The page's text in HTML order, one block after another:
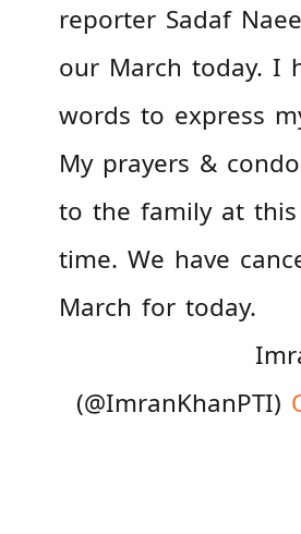
reporter Sadaf
our March today. I
words to express
My prayers &
to the family at
time. We have
March for today.
—
(@ImranKhanPTI)